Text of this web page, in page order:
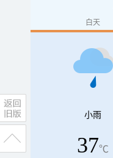
白天
小雨
37℃